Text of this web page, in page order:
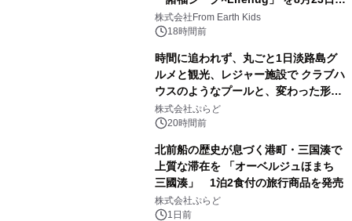
(日)開催
株式会社From Earth Kids
18時間前
時間に追われず、丸ごと1日淡路島グ
ルメと観光、レジャー施設で クラブハ
ウスのようなプールと、変わった形の
サウナも 「THE BOXY AWAJI」のお
得な素泊まり連泊プランで
株式会社ぷらど
20時間前
北前船の歴史が息づく港町・三国湊で
上質な滞在を 「オーベルジュほまち
三國湊」 1泊2食付の旅行商品を発売
株式会社ぷらど
1日前